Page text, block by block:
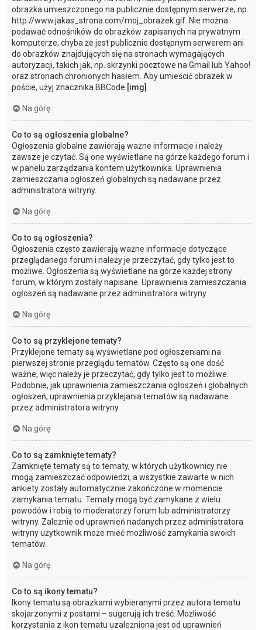
obrazka umieszczonego na publicznie dostępnym serwerze, np.
http://www.jakas_strona.com/moj_obrazek.gif. Nie można
podawać odnośników do obrazków zapisanych na prywatnym
komputerze, chyba że jest publicznie dostępnym serwerem ani
do obrazków znajdujących się na stronach wymagających
autoryzacji, takich jak, np. skrzynki pocztowe na Gmail lub Yahoo!
oraz stronach chronionych hasłem. Aby umieścić obrazek w
poście, użyj znacznika BBCode [img]
Na górę
Co to są ogłoszenia globalne?
Ogłoszenia globalne zawierają ważne informacje i należy
zawsze je czytać. Są one wyświetlane na górze każdego forum i
w panelu zarządzania kontem użytkownika. Uprawnienia
zamieszczania ogłoszeń globalnych są nadawane przez
administratora witryny.
Na górę
Co to są ogłoszenia?
Ogłoszenia często zawierają ważne informacje dotyczące
przeglądanego forum i należy je przeczytać, gdy tylko jest to
możliwe. Ogłoszenia są wyświetlane na górze każdej strony
forum, w którym zostały napisane. Uprawnienia zamieszczania
ogłoszeń są nadawane przez administratora witryny.
Na górę
Co to są przyklejone tematy?
Przyklejone tematy są wyświetlane pod ogłoszeniami na
pierwszej stronie przeglądu tematów. Często są one dość
ważne, więc należy je przeczytać, gdy tylko jest to możliwe.
Podobnie, jak uprawnienia zamieszczania ogłoszeń i globalnych
ogłoszeń, uprawnienia przyklejania tematów są nadawane
przez administratora witryny.
Na górę
Co to są zamknięte tematy?
Zamknięte tematy są to tematy, w których użytkownicy nie
mogą zamieszczać odpowiedzi, a wszystkie zawarte w nich
ankiety zostały automatycznie zakończone w momencie
zamykania tematu. Tematy mogą być zamykane z wielu
powodów i robią to moderatorzy forum lub administratorzy
witryny. Zależnie od uprawnień nadanych przez administratora
witryny użytkownik może mieć możliwość zamykania swoich
tematów.
Na górę
Co to są ikony tematu?
Ikony tematu są obrazkami wybieranymi przez autora tematu
skojarzonymi z postami – sugerują ich treść. Możliwość
korzystania z ikon tematu uzależniona jest od uprawnień